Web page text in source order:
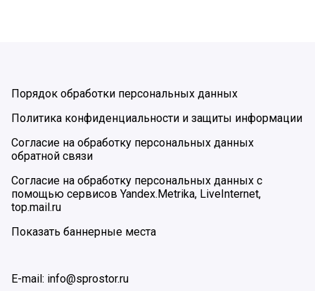
Порядок обработки персональных данных
Политика конфиденциальности и защиты информации
Согласие на обработку персональных данных
обратной связи
Согласие на обработку персональных данных с
помощью сервисов Yandex.Metrika, LiveInternet,
top.mail.ru
Показать баннерные места
E-mail: info@sprostor.ru